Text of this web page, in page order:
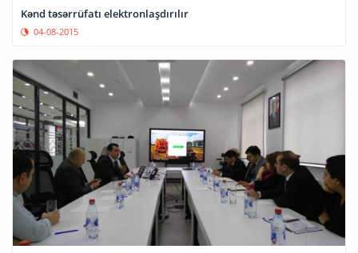
Kənd təsərrüfatı elektronlaşdırılır
04-08-2015